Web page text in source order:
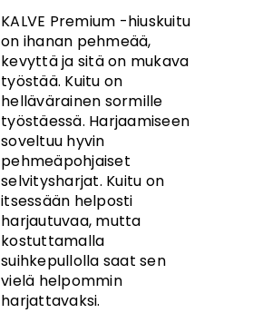
KALVE Premium -hiuskuitu
on ihanan pehmeää,
kevyttä ja sitä on mukava
työstää. Kuitu on
hellävärainen sormille
työstäessä. Harjaamiseen
soveltuu hyvin
pehmeäpohjaiset
selvitysharjat. Kuitu on
itsessään helposti
harjautuvaa, mutta
kostuttamalla
suihkepullolla saat sen
vielä helpommin
harjattavaksi.